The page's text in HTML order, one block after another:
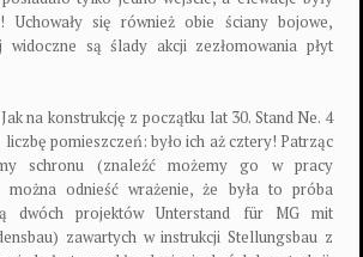
Uchowały się również obie ściany bojowe,
widoczne są ślady akcji zezłomowania płyt
na konstrukcję z początku lat 30. Stand Ne. 4
liczbę pomieszczeń: było ich aż cztery! Patrząc
schronu (znaleźć możemy go w pracy
odnieść wrażenie, że była to próba
dwóch projektów Unterstand für MG mit
zawartych w instrukcji Stellungsbau z